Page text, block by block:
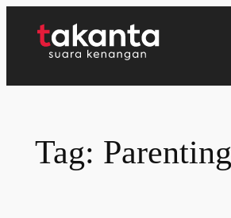
Tag: Parenting